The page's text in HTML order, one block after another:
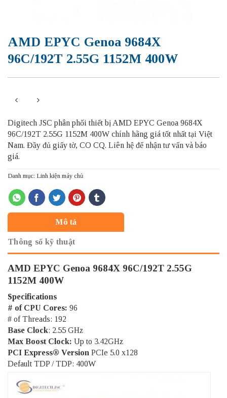
AMD EPYC Genoa 9684X
96C/192T 2.55G 1152M 400W
Digitech JSC phân phối thiết bị AMD EPYC Genoa 9684X
96C/192T 2.55G 1152M 400W chính hãng giá tốt nhất tại Việt
Nam. Đầy đủ giấy tờ, CO CQ. Liên hệ để nhận tư vấn và báo
giá.
Danh mục: Linh kiện máy chủ
Mô tả
Thông số kỹ thuật
AMD EPYC Genoa 9684X 96C/192T 2.55G
1152M 400W
Specifications
# of CPU Cores: 96
# of Threads: 192
Base Clock: 2.55 GHz
Max Boost Clock: Up to 3.42GHz
PCI Express® Version PCIe 5.0 x128
Default TDP / TDP: 400W